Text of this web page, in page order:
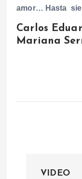
amor… Hasta
Carlos
Mariana
VIDEO